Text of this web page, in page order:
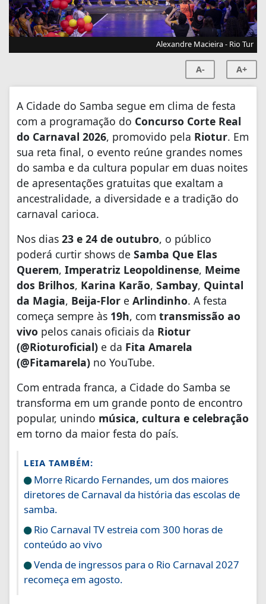
Alexandre Macieira - Rio Tur
A- A+
A Cidade do Samba segue em clima de festa
com a programação do Concurso Corte Real
do Carnaval 2026, promovido pela Riotur. Em
sua reta final, o evento reúne grandes nomes
do samba e da cultura popular em duas noites
de apresentações gratuitas que exaltam a
ancestralidade, a diversidade e a tradição do
carnaval carioca.
Nos dias 23 e 24 de outubro, o público
poderá curtir shows de Samba Que Elas
Querem, Imperatriz Leopoldinense, Meime
dos Brilhos, Karina Karão, Sambay, Quintal
da Magia, Beija-Flor e Arlindinho. A festa
começa sempre às 19h, com transmissão ao
vivo pelos canais oficiais da Riotur
(@Rioturoficial) e da Fita Amarela
(@Fitamarela) no YouTube.
Com entrada franca, a Cidade do Samba se
transforma em um grande ponto de encontro
popular, unindo música, cultura e celebração
em torno da maior festa do país.
LEIA TAMBÉM:
Morre Ricardo Fernandes, um dos maiores
diretores de Carnaval da história das escolas de
samba.
Rio Carnaval TV estreia com 300 horas de
conteúdo ao vivo
Venda de ingressos para o Rio Carnaval 2027
recomeça em agosto.